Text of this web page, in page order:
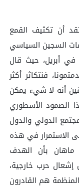
أن تكثيف القمع
السجين السياسي
في أبريل، حيث قال
فنتكاثر أكثر
أنه لا شيء يمكن
الصمود الأسطوري
الدولي والدول
الاستمرار في هذه
ماهان بأن الهدف
حرب خارجية،
هم القادرون